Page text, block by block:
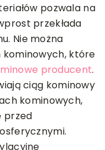
pozwala na
przekłada
Nie można
kominowych, które
producent.
ciąg kominowy
kominowych,
przed